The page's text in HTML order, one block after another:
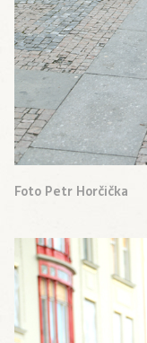
Foto Petr Horčička